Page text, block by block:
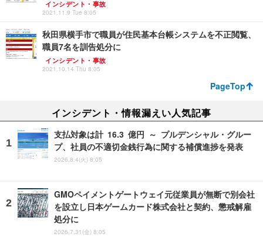
インシデント・事故
2021.11.9 Tue 8:05
秋田県横手市で職員が住民基本台帳システムを不正閲覧、
職員7名を訓告処分に
インシデント・事故
2021.10.14 Thu 8:05
PageTop
インシデント・情報漏えい人気記事
支払対象は計 16.3 億円 ～ プルデンシャル・グルー
プ、社員の不適切金銭行為に関する補償進捗を発表
2026.8.4(火) 8:05
GMOペイメントゲートウェイ元従業員が無断で別会社
を設立し日本ゲームカード株式会社と契約、懲戒解雇
処分に
2026.7.31(金) 8:05